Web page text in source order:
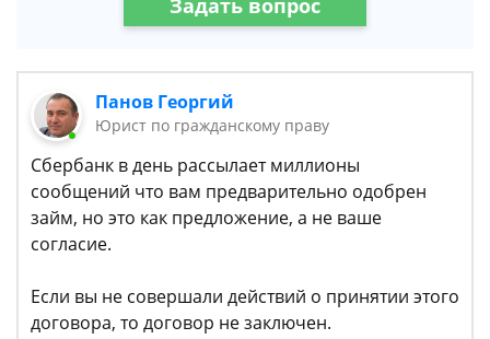
Панов Георгий
Юрист по гражданскому праву
Сбербанк в день рассылает миллионы
сообщений что вам предварительно одобрен
займ, но это как предложение, а не ваше
согласие.
Если вы не совершали действий о принятии этого
договора, то договор не заключен.